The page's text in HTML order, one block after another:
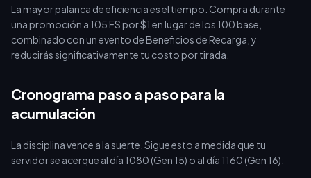
La mayor palanca de eficiencia es el tiempo. Compra durante
una promoción a 105 FS por $1 en lugar de los 100 base,
combinado con un evento de Beneficios de Recarga, y
reducirás significativamente tu costo por tirada.
Cronograma paso a paso para la
acumulación
La disciplina vence a la suerte. Sigue esto a medida que tu
servidor se acerque al día 1080 (Gen 15) o al día 1160 (Gen 16):